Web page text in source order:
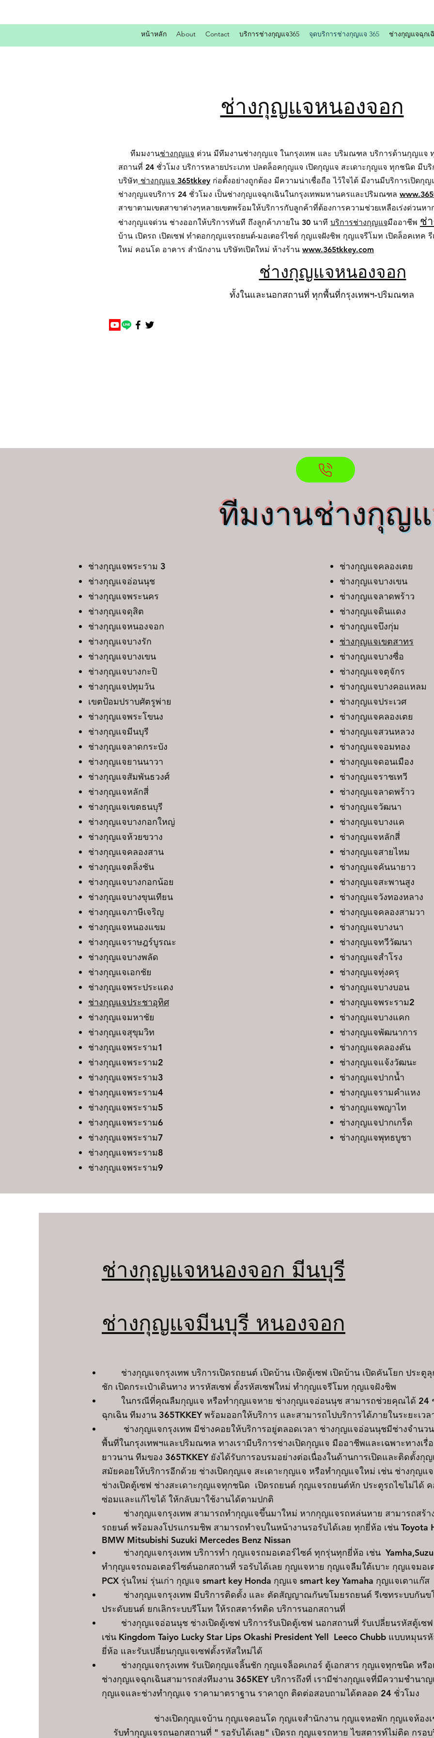
หน้าหลัก About Contact บริการช่างกุญแจ365 จุดบริการช่างกุญแจ 365 ช่างกุญแจฉุกเ
ช่างกุญแจหนองจอก
ทีมมงานช่างกุญแจ ด่วน มีทีมงานช่างกุญแจ ในกรุงเทพ และ บริมณฑล บริการด้านกุญแจ
สถานที่ 24 ชั่วโมง บริการหลายประเภท ปลดล็อคกุญแจ เปิดกุญแจ สะเดาะกุญแจ ทุกชนิด มีบ
บริษัท ช่างกุญแจ 365tkkey ก่อตั้งอย่างถูกต้อง มีความน่าเชื่อถือ ไว้ใจได้ มีงานมีบริการเปิด
ช่างกุญแจบริการ 24 ชั่วโมง เป็นช่างกุญแจฉุกเฉินในกรุงเทพมหานครและปริมณฑล
สาขาตามเขตสาขาต่างๆหลายเขตพร้อมให้บริการกับลูกค้าที่ต้องการความช่วยเหลือเร่งด่วนหา
ช่างกุญแจด่วน ช่างออกให้บริการทันที ถึงลูกค้าภายใน 30 นาที บริการช่างกุญแจมืออาชีพ ช่
บ้าน เปิดรถ เปิดเซฟ ทำดอกกุญแจรถยนต์-มอเตอร์ไซด์ กุญแจฝังชิพ กุญแจรีโมท เปิดล็อคเทค
ใหม่ คอนโด อาคาร สำนักงาน บริษัทเปิดใหม่ ห้างร้าน www.365tkkey.com
ช่างกุญแจหนองจอก
ทั้งในและนอกสถานที่ ทุกพื้นที่กรุงเทพฯ-ปริมณฑล
ทีมงานช่างกุญ
ช่างกุญแจพระราม 3
ช่างกุญแจอ่อนนุช
ช่างกุญแจพระนคร
ช่างกุญแจดุสิต
ช่างกุญแจหนองจอก
ช่างกุญแจบางรัก
ช่างกุญแจบางเขน
ช่างกุญแจบางกะปิ
ช่างกุญแจปทุมวัน
เขตป้อมปราบศัตรูพ่าย
ช่างกุญแจพระโขนง
ช่างกุญแจมีนบุรี
ช่างกุญแจลาดกระบัง
ช่างกุญแจยานนาวา
ช่างกุญแจสัมพันธวงศ์
ช่างกุญแจหลักสี่
ช่างกุญแจเขตธนบุรี
ช่างกุญแจบางกอกใหญ่
ช่างกุญแจห้วยขวาง
ช่างกุญแจคลองสาน
ช่างกุญแจตลิ่งชัน
ช่างกุญแจบางกอกน้อย
ช่างกุญแจบางขุนเทียน
ช่างกุญแจภาษีเจริญ
ช่างกุญแจหนองแขม
ช่างกุญแจราษฎร์บูรณะ
ช่างกุญแจบางพลัด
ช่างกุญแจเอกชัย
ช่างกุญแจพระประแดง
ช่างกุญแจประชาอุทิศ
ช่างกุญแจมหาชัย
ช่างกุญแจสุขุมวิท
ช่างกุญแจพระราม1
ช่างกุญแจพระราม2
ช่างกุญแจพระราม3
ช่างกุญแจพระราม4
ช่างกุญแจพระราม5
ช่างกุญแจพระราม6
ช่างกุญแจพระราม7
ช่างกุญแจพระราม8
ช่างกุญแจพระราม9
ช่างกุญแจคลองเตย
ช่างกุญแจบางเขน
ช่างกุญแจลาดพร้าว
ช่างกุญแจดินแดง
ช่างกุญแจบึงกุ่ม
ช่างกุญแจเขตสาทร
ช่างกุญแจบางซื่อ
ช่างกุญแจจตุจักร
ช่างกุญแจบางคอแหลม
ช่างกุญแจประเวศ
ช่างกุญแจคลองเตย
ช่างกุญแจสวนหลวง
ช่างกุญแจจอมทอง
ช่างกุญแจดอนเมือง
ช่างกุญแจราชเทวี
ช่างกุญแจลาดพร้าว
ช่างกุญแจวัฒนา
ช่างกุญแจบางแค
ช่างกุญแจหลักสี่
ช่างกุญแจสายไหม
ช่างกุญแจคันนายาว
ช่างกุญแจสะพานสูง
ช่างกุญแจวังทองหลาง
ช่างกุญแจคลองสามวา
ช่างกุญแจบางนา
ช่างกุญแจทวีวัฒนา
ช่างกุญแจสำโรง
ช่างกุญแจทุ่งครุ
ช่างกุญแจบางบอน
ช่างกุญแจพระราม2
ช่างกุญแจบางแคก
ช่างกุญแจพัฒนาการ
ช่างกุญแจคลองตัน
ช่างกุญแจแจ้งวัฒนะ
ช่างกุญแจปากน้ำ
ช่างกุญแจรามคำแหง
ช่างกุญแจพญาไท
ช่างกุญแจปากเกร็ด
ช่างกุญแจพุทธบูชา
ช่างกุญแจหนองจอก มีนบุรี
ช่างกุญแจมีนบุรี หนองจอก
ช่างกุญแจกรุงเทพ บริการเปิดรถยนต์ เปิดบ้าน เปิดตู้เซฟ เปิดบ้าน เปิดคันโยก ประตูลุ
ชัก เปิดกระเป๋าเดินทาง หารหัสเซฟ ตั้งรหัสเซฟใหม่ ทำกุญแจรีโมท กุญแจฝังชิพ
ในกรณีที่คุณลืมกุญแจ หรือทำกุญแจหาย ช่างกุญแจอ่อนนุช สามารถช่วยคุณได้
ฉุกเฉิน ทีมงาน 365TKKEY พร้อมออกให้บริการ และสามารถไปบริการได้ภายในระยะเ
ช่างกุญแจกรุงเทพ มีช่างคอยให้บริการอยู่ตลอดเวลา ช่างกุญแจอ่อนนุชมีช่างจำนว
พื้นที่ในกรุงเทพฯและปริมณฑล ทางเรามีบริการช่างเปิดกุญแจ มืออาชีพและเฉพาะทางเรื่
ยาวนาน ทีมของ 365TKKEY ยังได้รับการอบรมอย่างต่อเนื่องในด้านการเปิดและติดตั้งกุ
สมัยคอยให้บริการอีกด้วย ช่างเปิดกุญแจ สะเดาะกุญแจ หรือทำกุญแจใหม่ เช่น ช่างกุญแ
ช่างเปิดตู้เซฟ ช่างสะเดาะกุญแจทุกชนิด เปิดรถยนต์ กุญแจรถยนต์หัก ประตูรถไขไม่ได้ ค
ซ่อมและแก้ไขได้ ให้กลับมาใช้งานได้ตามปกติ
ช่างกุญแจกรุงเทพ สามารถทำกุญแจขึ้นมาใหม่ หากกุญแจรถหล่นหาย สามารถสร้
รถยนต์ พร้อมลงโปรแกรมชิพ สามารถทำจบในหน้างานรอรับได้เลย ทุกยี่ห้อ เช่น Toyota
BMW Mitsubishi Suzuki Mercedes Benz Nissan
ช่างกุญแจกรุงเทพ บริการทำ กุญแจรถมอเตอร์ไซค์ ทุกรุ่นทุกยี่ห้อ เช่น
ทำกุญแจรถมอเตอร์ไซต์นอกสถานที่ รอรับได้เลย กุญแจหาย กุญแจลืมใต้เบาะ กุญแจมอ
PCX รุ่นใหม่ รุ่นเก่า กุญแจ smart key Honda กุญแจ smart key Yamaha กุญแจเตาแก๊ส
ช่างกุญแจกรุงเทพ มีบริการติดตั้ง และ ตัดสัญญาณกันขโมยรถยนต์ รีเซทระบบกันข
ประดับยนต์ ยกเลิกระบบรีโมท ให้รถสตาร์ทติด บริการนอกสถานที่
ช่างกุญแจอ่อนนุช ช่างเปิดตู้เซฟ บริการรับเปิดตู้เซฟ นอกสถานที่ รับเปลี่ยนรหัสตู้เซ
เช่น Kingdom Taiyo Lucky Star Lips Okashi President Yell Leeco Chubb แบบหมุน
ยี่ห้อ และรับเปลี่ยนกุญแจเซฟตั้งรหัสใหม่ได้
ช่างกุญแจกรุงเทพ รับเปิดกุญแจลิ้นชัก กุญแจล็อคเกอร์ ตู้เอกสาร กุญแจทุกชนิด หรือ
ช่างกุญแจฉุกเฉินสามารถส่งทีมงาน 365KEY บริการถึงที่ เรามีช่างกุญแจที่มีความชำนา
กุญแจและช่างทำกุญแจ ราคามาตราฐาน ราคาถูก ติดต่อสอบถามได้ตลอด 24 ชั่วโมง
ช่างเปิดกุญแจบ้าน กุญแจคอนโด กุญแจสำนักงาน กุญแจหอพัก กุญแจห้อง
รับทำกุญแจรถนอกสถานที่ " รอรับได้เลย" เปิดรถ กุญแจรถหาย ไขสตารท์ไม่ติด กรอ